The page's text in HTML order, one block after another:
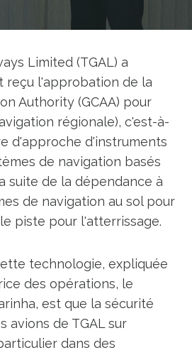
Limited (TGAL) a
reçu l'approbation de la
Authority (GCAA) pour
régionale), c'est-à-
d'approche d'instruments
de navigation basés
suite de la dépendance à
de navigation au sol pour
piste pour l'atterrissage.
technologie, expliquée
des opérations, le
est que la sécurité
avions de TGAL sur
dans des